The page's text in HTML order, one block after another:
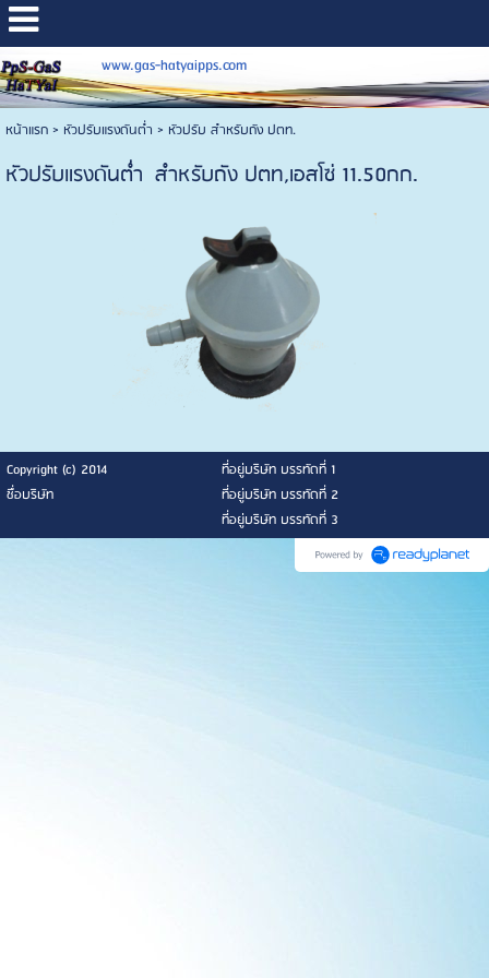
www.gas-hatyaipps.com
หน้าแรก> หัวปรับแรงดันต่ำ > หัวปรับ สำหรับถัง ปตท.
หัวปรับแรงดันต่ำ สำหรับถัง ปตท,เอสโซ่ 11.50กก.
Copyright (c) 2014
ที่อยู่บริษัท บรรทัดที่ 1
ชื่อบริษัท
ที่อยู่บริษัท บรรทัดที่ 2
ที่อยู่บริษัท บรรทัดที่ 3